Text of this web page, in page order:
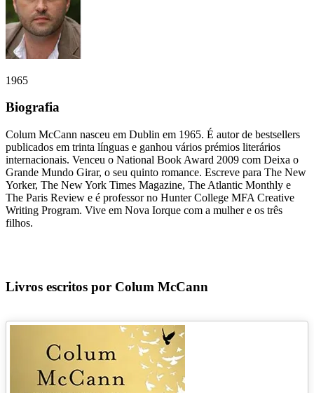
1965
Biografia
Colum McCann nasceu em Dublin em 1965. É autor de bestsellers
publicados em trinta línguas e ganhou vários prémios literários
internacionais. Venceu o National Book Award 2009 com Deixa o
Grande Mundo Girar, o seu quinto romance. Escreve para The New
Yorker, The New York Times Magazine, The Atlantic Monthly e
The Paris Review e é professor no Hunter College MFA Creative
Writing Program. Vive em Nova Iorque com a mulher e os três
filhos.
Livros escritos por Colum McCann